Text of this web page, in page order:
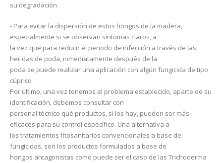
su degradación.
- Para evitar la dispersión de estos hongos de la madera,
especialmente si se observan síntomas claros, a
la vez que para reducir el periodo de infección a través de las
heridas de poda, inmediatamente después de la
poda se puede realizar una aplicación con algún fungicida de tipo
cúprico
Por último, una vez tenemos el problema establecido, aparte de su
identificación, debemos consultar con
personal técnico qué productos, si los hay, pueden ser más
eficaces para su control específico. Una alternativa a
los tratamientos fitosanitarios convencionales a base de
fungicidas, son los productos formulados a base de
hongos antagonistas como puede ser el caso de las Trichoderma